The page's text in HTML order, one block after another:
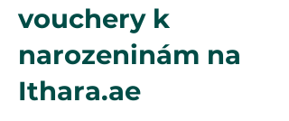
vouchery k
narozeninám na
Ithara.ae